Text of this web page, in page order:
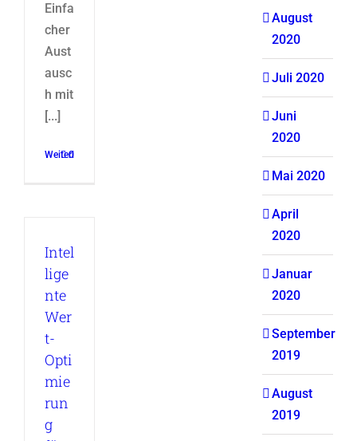
Einfa
cher
Aust
ausc
h mit
[...]
Weiterlesen
0
Intel
lige
nte
Wer
t-
Opti
mie
run
g
August
2020
Juli 2020
Juni
2020
Mai 2020
April
2020
Januar
2020
September
2019
August
2019